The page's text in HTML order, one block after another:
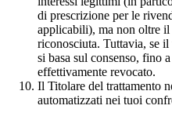
di prescrizione per le
applicabili), ma non oltre
riconosciuta. Tuttavia, se
si basa sul consenso, fino
effettivamente revocato.
Il Titolare del trattamento
automatizzati nei tuoi